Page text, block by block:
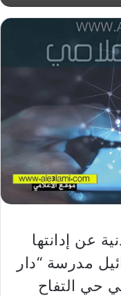
عن إدانتها
مدرسة “دار
حي التفاح